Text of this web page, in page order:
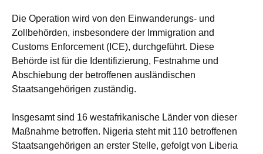
Die Operation wird von den Einwanderungs- und
Zollbehörden, insbesondere der Immigration and
Customs Enforcement (ICE), durchgeführt. Diese
Behörde ist für die Identifizierung, Festnahme und
Abschiebung der betroffenen ausländischen
Staatsangehörigen zuständig.
Insgesamt sind 16 westafrikanische Länder von dieser
Maßnahme betroffen. Nigeria steht mit 110 betroffenen
Staatsangehörigen an erster Stelle, gefolgt von Liberia